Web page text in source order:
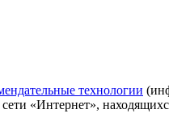
технологии
«Интернет»,